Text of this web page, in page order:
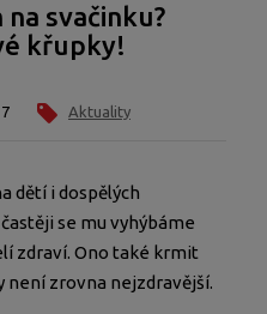
e
t
svačinku?
křupky!
Aktuality
dětí i dospělých
se mu vyhýbáme
zdraví. Ono také krmit
není zrovna nejzdravější.